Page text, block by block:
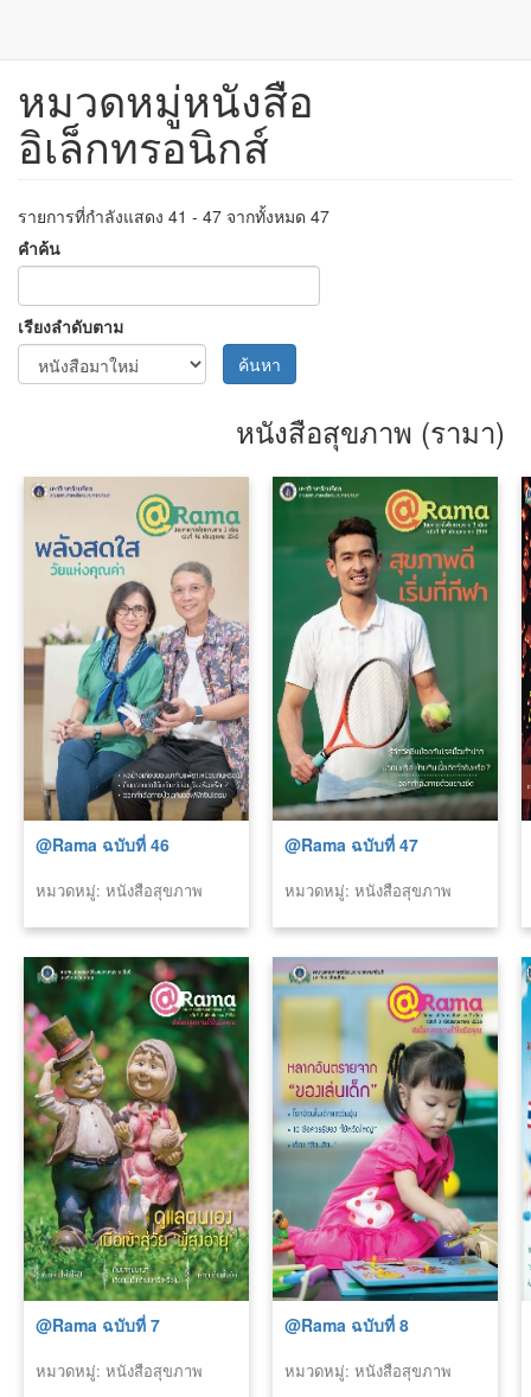
ข้าม
เนื้อหา
หมวดหมู่หนังสือ
อิเล็กทรอนิกส์
รายการที่กำลังแสดง 41 - 47 จากทั้งหมด 47
คำค้น
เรียงลำดับตาม
ค้นหา
หนังสือสุขภาพ (รามา)
@Rama ฉบับที่ 46
หมวดหมู่: หนังสือสุขภาพ
@Rama ฉบับที่ 47
หมวดหมู่: หนังสือสุขภาพ
@Rama ฉบับที่ 7
หมวดหมู่: หนังสือสุขภาพ
@Rama ฉบับที่ 8
หมวดหมู่: หนังสือสุขภาพ